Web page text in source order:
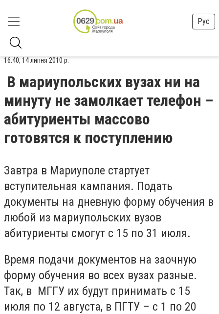
Рус
16:40, 14 липня 2010 р.
В мариупольских вузах ни на
минуту не замолкает телефон –
абитуриенты массово
готовятся к поступлению
Завтра в Мариуполе стартует
вступительная кампания. Подать
документы на дневную форму обучения в
любой из мариупольских вузов
абитуриенты смогут с 15 по 31 июля.
Время подачи документов на заочную
форму обучения во всех вузах разные.
Так, в МГГУ их будут принимать с 15
июля по 12 августа, в ПГТУ – с 1 по 20